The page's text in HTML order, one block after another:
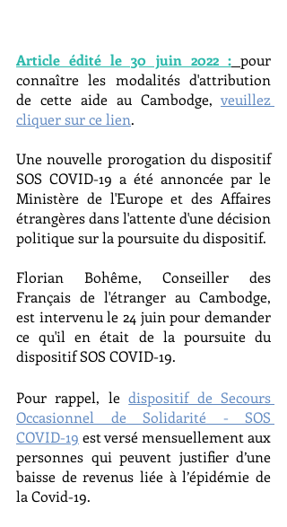
Article édité le 30 juin 2022 : pour
connaître les modalités d'attribution
de cette aide au Cambodge, veuillez
cliquer sur ce lien.
Une nouvelle prorogation du dispositif
SOS COVID-19 a été annoncée par le
Ministère de l'Europe et des Affaires
étrangères dans l'attente d'une décision
politique sur la poursuite du dispositif.
Florian Bohême, Conseiller des
Français de l'étranger au Cambodge,
est intervenu le 24 juin pour demander
ce qu'il en était de la poursuite du
dispositif SOS COVID-19.
Pour rappel, le dispositif de Secours
Occasionnel de Solidarité - SOS
COVID-19 est versé mensuellement aux
personnes qui peuvent justifier d’une
baisse de revenus liée à l’épidémie de
la Covid-19.